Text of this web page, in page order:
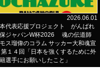
2026.06.01
代表応援プロジェクト がんばれ
ジャパンW杯2026 魂の伝道師
ス瑠偉のコラム サッカー大和魂宣
第１４回「日本を強くするために外
選手にお願いしたこと」